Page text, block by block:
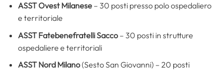
ASST Ovest Milanese– 30 posti presso polo ospedaliero
e territoriale
ASST Fatebenefratelli Sacco– 30 posti in strutture
ospedaliere e territoriali
ASST Nord Milano(Sesto San Giovanni) – 20 posti